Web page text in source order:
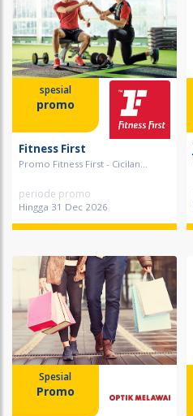
spesial
promo
Fitness First
Promo Fitness First - Cicilan...
periode promo
Hingga 31 Dec 2026
Spesial
Promo